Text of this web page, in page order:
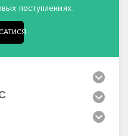
поступлениях.